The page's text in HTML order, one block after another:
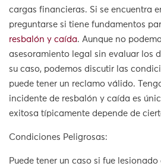
cargas financieras. Si se encuentra
preguntarse si tiene fundamentos
resbalón y caída. Aunque no
asesoramiento legal sin evaluar los
su caso, podemos discutir las
puede tener un reclamo válido.
incidente de resbalón y caída es
exitosa típicamente depende de
Condiciones Peligrosas:
Puede tener un caso si fue lesionado